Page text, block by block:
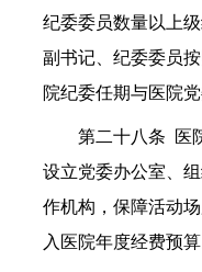
纪委委员数量以上
副书记、纪委委员
院纪委任期与医院党
第二十八条 医
设立党委办公室、
作机构，保障活动
入医院年度经费预算